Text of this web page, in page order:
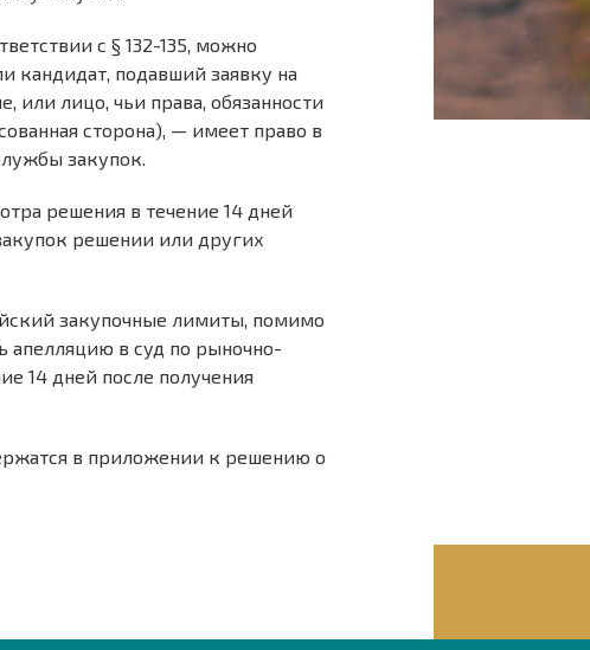
с § 132-135, можно
кандидат, подавший заявку на
или лицо, чьи права, обязанности
сторона), — имеет право в
закупок.
решения в течение 14 дней
решении или других
закупочные лимиты, помимо
апелляцию в суд по рыночно-
14 дней после получения
в приложении к решению о